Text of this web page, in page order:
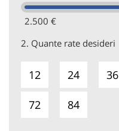
2.500 €
2. Quante rate desideri
12 24 36
72 84